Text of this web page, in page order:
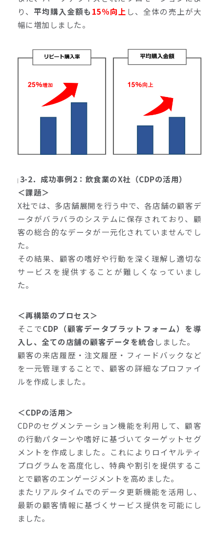
り、 平均購入金額も 15％向上 し、全体の売上が大
幅に増加しました。
3-2．成功事例2：飲食業のX社（CDPの活用）
＜課題＞
X社では、多店舗展開を行う中で、各店舗の顧客デ
ータがバラバラのシステムに保存されており、顧
客の総合的なデータが一元化されていませんでし
た。
その結果、顧客の嗜好や行動を深く理解し適切な
サービスを提供することが難しくなっていまし
た。
＜再構築のプロセス＞
そこでCDP（顧客データプラットフォーム）を導
入し、全ての店舗の顧客データを統合しました。
顧客の来店履歴・注文履歴・フィードバックなど
を一元管理することで、顧客の詳細なプロファイ
ルを作成しました。
＜CDPの活用＞
CDPのセグメンテーション機能を利用して、顧客
の行動パターンや嗜好に基づいてターゲットセグ
メントを作成しました。これによりロイヤルティ
プログラムを高度化し、特典や割引を提供するこ
とで顧客のエンゲージメントを高めました。
またリアルタイムでのデータ更新機能を活用し、
最新の顧客情報に基づくサービス提供を可能にし
ました。